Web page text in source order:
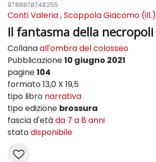
9788878748255
Conti Valeria,Scoppola Giacomo (ill.)
Il fantasma della necropoli
Collanaall'ombra del colosseo
Pubblicazione10 giugno 2021
pagine104
formato 13,0 X 19,5
tipo libro narrativa
tipo edizione brossura
fascia d'etàda 7 a 8 anni
statodisponibile